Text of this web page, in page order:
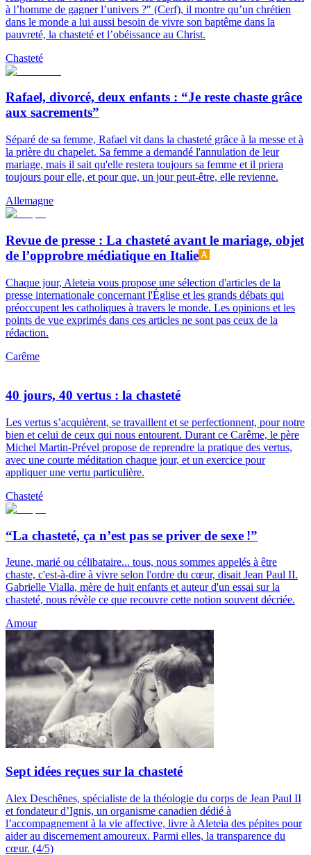
à l’homme de gagner l’univers ?" (Cerf), il montre qu’un chrétien
dans le monde a lui aussi besoin de vivre son baptême dans la
pauvreté, la chasteté et l’obéissance au Christ.
Chasteté
Rafael, divorcé, deux enfants : “Je reste chaste grâce
aux sacrements”
Séparé de sa femme, Rafael vit dans la chasteté grâce à la messe et à
la prière du chapelet. Sa femme a demandé l'annulation de leur
mariage, mais il sait qu'elle restera toujours sa femme et il priera
toujours pour elle, et pour que, un jour peut-être, elle revienne.
Allemagne
Revue de presse : La chasteté avant le mariage, objet
de l’opprobre médiatique en Italie
Chaque jour, Aleteia vous propose une sélection d'articles de la
presse internationale concernant l'Église et les grands débats qui
préoccupent les catholiques à travers le monde. Les opinions et les
points de vue exprimés dans ces articles ne sont pas ceux de la
rédaction.
Carême
40 jours, 40 vertus : la chasteté
Les vertus s’acquièrent, se travaillent et se perfectionnent, pour notre
bien et celui de ceux qui nous entourent. Durant ce Carême, le père
Michel Martin-Prével propose de reprendre la pratique des vertus,
avec une courte méditation chaque jour, et un exercice pour
appliquer une vertu particulière.
Chasteté
“La chasteté, ça n’est pas se priver de sexe !”
Jeune, marié ou célibataire... tous, nous sommes appelés à être
chaste, c'est-à-dire à vivre selon l'ordre du cœur, disait Jean Paul II.
Gabrielle Vialla, mère de huit enfants et auteur d'un essai sur la
chasteté, nous révèle ce que recouvre cette notion souvent décriée.
Amour
Sept idées reçues sur la chasteté
Alex Deschênes, spécialiste de la théologie du corps de Jean Paul II
et fondateur d’Ignis, un organisme canadien dédié à
l’accompagnement à la vie affective, livre à Aleteia des pépites pour
aider au discernement amoureux. Parmi elles, la transparence du
cœur. (4/5)